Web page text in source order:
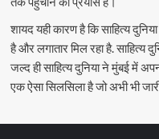
शायद यही कारण है कि साहित्य
है और लगातार मिल रहा है. साहित्य
जल्द ही साहित्य दुनिया ने मुंबई में
एक ऐसा सिलसिला है जो अभी भी